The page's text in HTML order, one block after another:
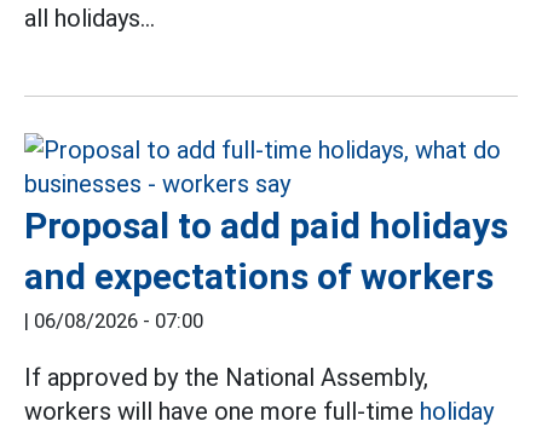
all holidays...
Proposal to add paid holidays
and expectations of workers
| 06/08/2026 - 07:00
If approved by the National Assembly,
workers will have one more full-time holiday